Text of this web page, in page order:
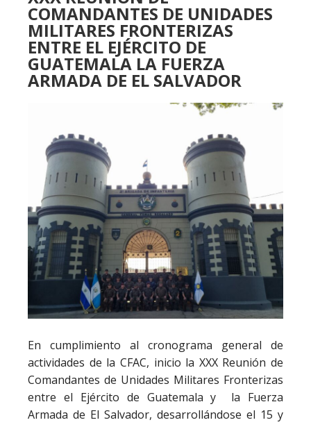
COMANDANTES DE UNIDADES
MILITARES FRONTERIZAS
ENTRE EL EJÉRCITO DE
GUATEMALA LA FUERZA
ARMADA DE EL SALVADOR
En cumplimiento al cronograma general de
actividades de la CFAC, inicio la XXX Reunión de
Comandantes de Unidades Militares Fronterizas
entre el Ejército de Guatemala y la Fuerza
Armada de El Salvador, desarrollándose el 15 y